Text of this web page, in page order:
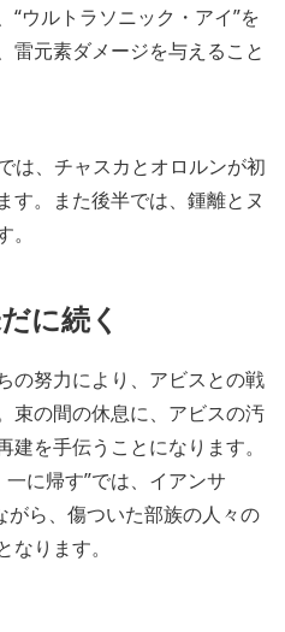
“ウルトラソニック・アイ”を
雷元素ダメージを与えること
は、チャスカとオロルンが初
す。また後半では、鍾離とヌ
に続く
の努力により、アビスとの戦
束の間の休息に、アビスの汚
を手伝うことになります。
に帰す”では、イアンサ
がら、傷ついた部族の人々の
ります。